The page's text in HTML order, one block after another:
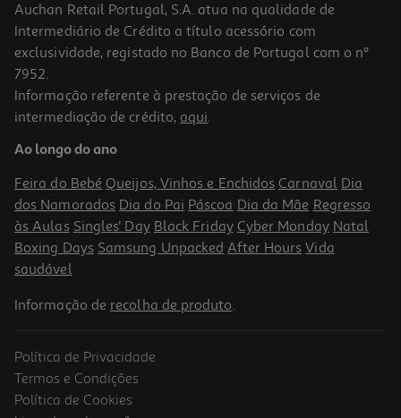
Massa Hosyaushka Domashnyaya 500g
5.98 €/Kg
2,99 €
Auchan Retail Portugal, S.A. atua na qualidade de
Intermediário de Crédito a título acessório com
exclusividade, registado no Banco de Portugal com o nº
7952.
Informação referente à prestação de serviços de
intermediação de crédito, aqui.
Ao longo do ano
Feira do Bebé Queijos, Vinhos e Enchidos Carnaval Dia
dos Namorados Dia do Pai Páscoa Dia da Mãe Regresso
às Aulas Singles' Day Black Friday Cyber Monday Natal
Boxing Days Samsung Unpacked After Hours Vida
saudável
Informação de recolha de produto.
Política de Privacidade
Termos e Condições
Política de Cookies